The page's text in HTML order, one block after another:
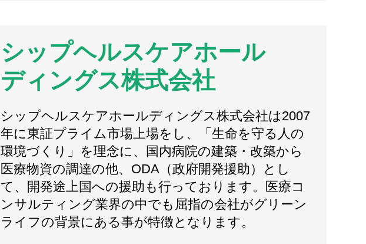
シップヘルスケアホール
ディングス株式会社
シップヘルスケアホールディングス株式会社は2007
年に東証プライム市場上場をし、「生命を守る人の
環境づくり」を理念に、国内病院の建築・改築から
医療物資の調達の他、ODA（政府開発援助）とし
て、開発途上国への援助も行っております。医療コ
ンサルティング業界の中でも屈指の会社がグリーン
ライフの背景にある事が特徴となります。